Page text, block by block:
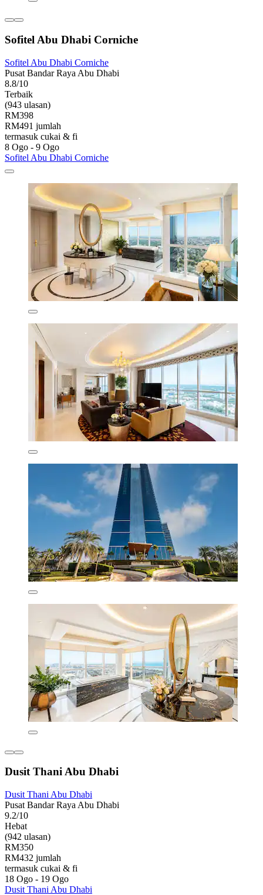
Sofitel Abu Dhabi Corniche
Sofitel Abu Dhabi Corniche
Pusat Bandar Raya Abu Dhabi
8.8/10
Terbaik
(943 ulasan)
RM398
RM491 jumlah
termasuk cukai & fi
8 Ogo - 9 Ogo
Sofitel Abu Dhabi Corniche
Dusit Thani Abu Dhabi
Dusit Thani Abu Dhabi
Pusat Bandar Raya Abu Dhabi
9.2/10
Hebat
(942 ulasan)
RM350
RM432 jumlah
termasuk cukai & fi
18 Ogo - 19 Ogo
Dusit Thani Abu Dhabi